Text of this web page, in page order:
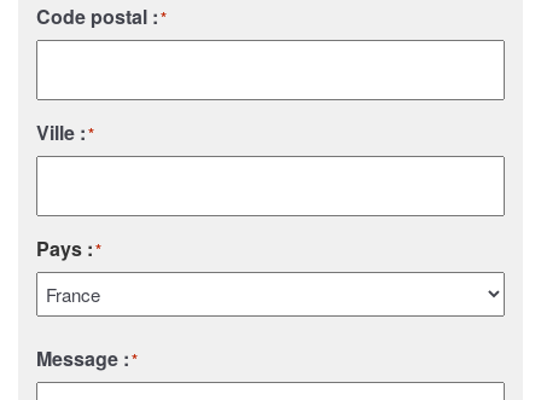
Code postal :*
Ville :*
Pays :*
Message :*